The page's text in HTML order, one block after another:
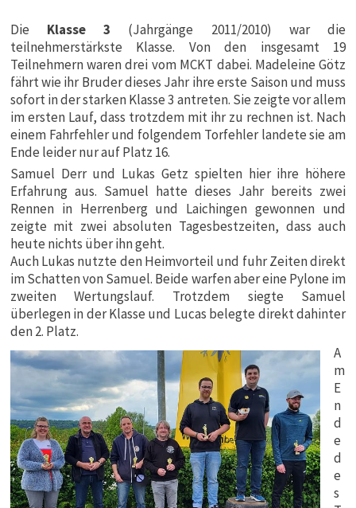
Die Klasse 3 (Jahrgänge 2011/2010) war die
teilnehmerstärkste Klasse. Von den insgesamt 19
Teilnehmern waren drei vom MCKT dabei. Madeleine Götz
fährt wie ihr Bruder dieses Jahr ihre erste Saison und muss
sofort in der starken Klasse 3 antreten. Sie zeigte vor allem
im ersten Lauf, dass trotzdem mit ihr zu rechnen ist. Nach
einem Fahrfehler und folgendem Torfehler landete sie am
Ende leider nur auf Platz 16.
Samuel Derr und Lukas Getz spielten hier ihre höhere
Erfahrung aus. Samuel hatte dieses Jahr bereits zwei
Rennen in Herrenberg und Laichingen gewonnen und
zeigte mit zwei absoluten Tagesbestzeiten, dass auch
heute nichts über ihn geht.
Auch Lukas nutzte den Heimvorteil und fuhr Zeiten direkt
im Schatten von Samuel. Beide warfen aber eine Pylone im
zweiten Wertungslauf. Trotzdem siegte Samuel
überlegen in der Klasse und Lucas belegte direkt dahinter
den 2. Platz.
A
m
E
n
d
e
d
e
s